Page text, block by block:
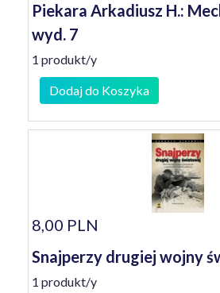
Piekara Arkadiusz H.:
wyd. 7
1 produkt/y
Dodaj do Koszyka
8,00 PLN
Snajperzy drugiej wojny
1 produkt/y